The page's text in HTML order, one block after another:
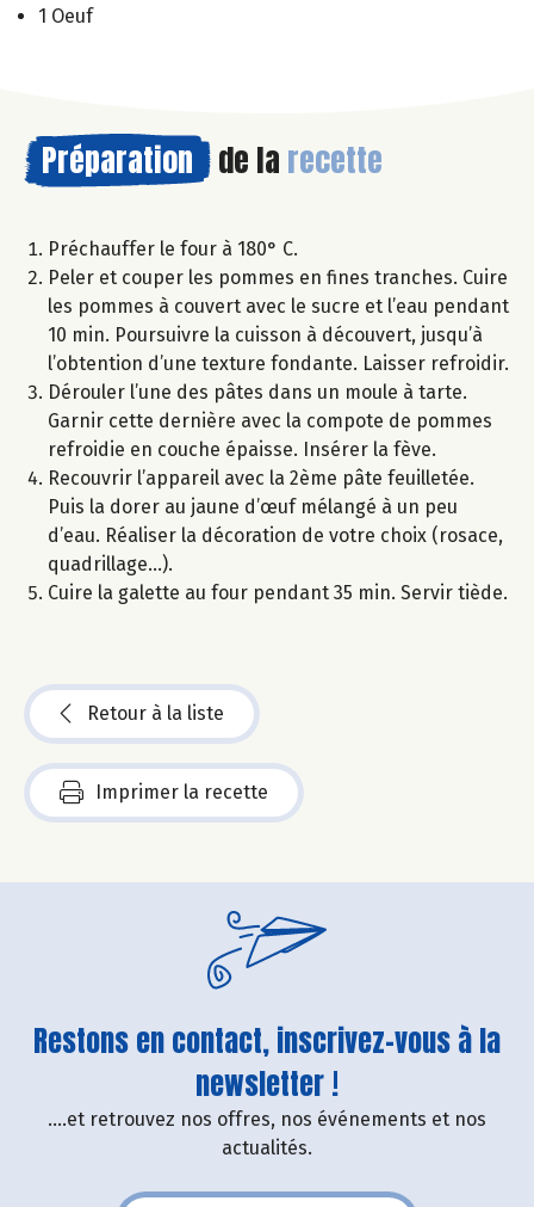
1 Oeuf
Préparation de la recette
Préchauffer le four à 180° C.
Peler et couper les pommes en fines tranches. Cuire
les pommes à couvert avec le sucre et l’eau pendant
10 min. Poursuivre la cuisson à découvert, jusqu’à
l’obtention d’une texture fondante. Laisser refroidir.
Dérouler l’une des pâtes dans un moule à tarte.
Garnir cette dernière avec la compote de pommes
refroidie en couche épaisse. Insérer la fève.
Recouvrir l’appareil avec la 2ème pâte feuilletée.
Puis la dorer au jaune d’œuf mélangé à un peu
d’eau. Réaliser la décoration de votre choix (rosace,
quadrillage...).
Cuire la galette au four pendant 35 min. Servir tiède.
Retour à la liste
Imprimer la recette
Restons en contact, inscrivez-vous à la
newsletter !
....et retrouvez nos offres, nos événements et nos
actualités.